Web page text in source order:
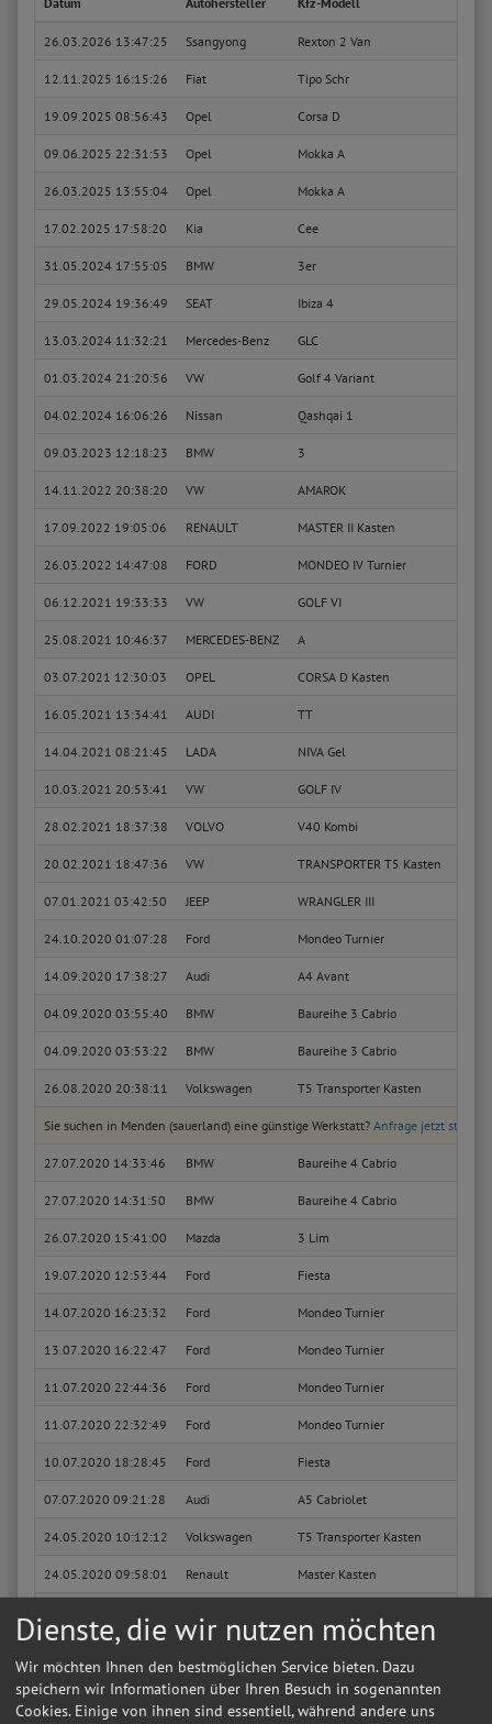
26.03.2026 13:47:25 Ssangyong Rexton 2 Van
12.11.2025 16:15:26 Fiat Tipo Schr
19.09.2025 08:56:43 Opel Corsa D
09.06.2025 22:31:53 Opel Mokka A
26.03.2025 13:55:04 Opel Mokka A
17.02.2025 17:58:20 Kia Cee
31.05.2024 17:55:05 BMW 3er
29.05.2024 19:36:49 SEAT Ibiza 4
13.03.2024 11:32:21 Mercedes-Benz GLC
01.03.2024 21:20:56 VW Golf 4 Variant
04.02.2024 16:06:26 Nissan Qashqai 1
09.03.2023 12:18:23 BMW 3
14.11.2022 20:38:20 VW AMAROK
17.09.2022 19:05:06 RENAULT MASTER II Kasten
26.03.2022 14:47:08 FORD MONDEO IV Turnier
06.12.2021 19:33:33 VW GOLF VI
25.08.2021 10:46:37 MERCEDES-BENZ A
03.07.2021 12:30:03 OPEL CORSA D Kasten
16.05.2021 13:34:41 AUDI TT
14.04.2021 08:21:45 LADA NIVA Gel
10.03.2021 20:53:41 VW GOLF IV
28.02.2021 18:37:38 VOLVO V40 Kombi
20.02.2021 18:47:36 VW TRANSPORTER T5 Kasten
07.01.2021 03:42:50 JEEP WRANGLER III
24.10.2020 01:07:28 Ford Mondeo Turnier
14.09.2020 17:38:27 Audi A4 Avant
04.09.2020 03:55:40 BMW Baureihe 3 Cabrio
04.09.2020 03:53:22 BMW Baureihe 3 Cabrio
26.08.2020 20:38:11 Volkswagen T5 Transporter Kasten
Sie suchen in Menden (sauerland) eine günstige Werkstatt? Anfrage jetzt stellen
27.07.2020 14:33:46 BMW Baureihe 4 Cabrio
27.07.2020 14:31:50 BMW Baureihe 4 Cabrio
26.07.2020 15:41:00 Mazda 3 Lim
19.07.2020 12:53:44 Ford Fiesta
14.07.2020 16:23:32 Ford Mondeo Turnier
13.07.2020 16:22:47 Ford Mondeo Turnier
11.07.2020 22:44:36 Ford Mondeo Turnier
11.07.2020 22:32:49 Ford Mondeo Turnier
10.07.2020 18:28:45 Ford Fiesta
07.07.2020 09:21:28 Audi A5 Cabriolet
24.05.2020 10:12:12 Volkswagen T5 Transporter Kasten
24.05.2020 09:58:01 Renault Master Kasten
15.04.2020 18:14:36
15.04.2020 16:50:34 Ford Mondeo Turnier
Dienste, die wir nutzen möchten
Wir möchten Ihnen den bestmöglichen Service bieten. Dazu
speichern wir Informationen über Ihren Besuch in sogenannten
Cookies. Einige von ihnen sind essentiell, während andere uns